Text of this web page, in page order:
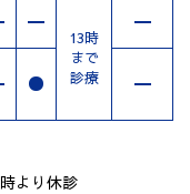
13時
まで
診療
より休診